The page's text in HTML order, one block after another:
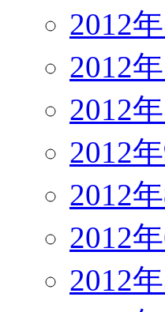
2012
2012
2012
2012
2012
2012
2012